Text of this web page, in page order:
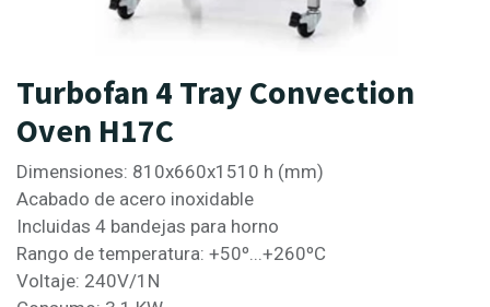
Turbofan 4 Tray Convection
Oven H17C
Dimensiones: 810x660x1510 h (mm)
Acabado de acero inoxidable
Incluidas 4 bandejas para horno
Rango de temperatura: +50º...+260ºC
Voltaje: 240V/1N